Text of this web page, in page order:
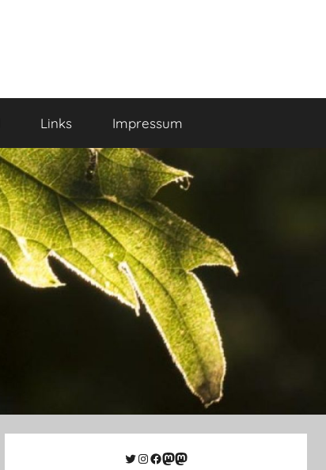
Links Impressum
Twitter
Instagram
Facebook
Link zu Mastodon
Mastodon